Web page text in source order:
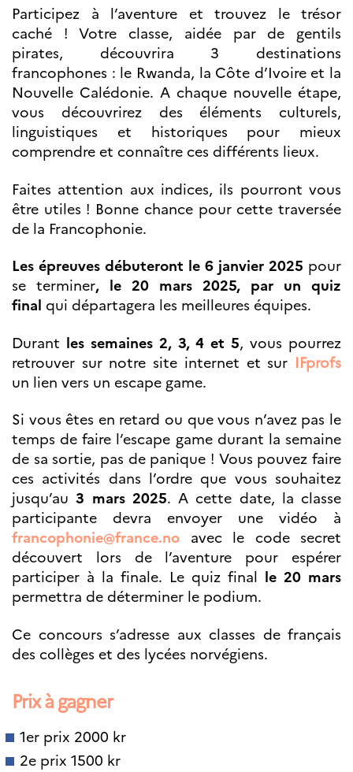
Campus France
Norvège en voyage en
France
Étudier en
Norvège
Doctorats et post-
doctorats en
France
Bourse d’études
French+Sciences
French+Gastronomy et
French+ Hospitality
Institutionnels
France Alumni
RECHERCHE
Programmes de
coopération
PHC Aurora
Åsgard Horizon
Bourses
Prix FINA
France Excellence
Research
Programme
Norway
Événements
Science Night
Science et
innovation
(CCFN)
Rechercher :
Participez à l’aventure et trouvez le trésor
caché ! Votre classe, aidée par de gentils
pirates, découvrira 3 destinations
francophones : le Rwanda, la Côte d’Ivoire et la
Nouvelle Calédonie. A chaque nouvelle étape,
vous découvrirez des éléments culturels,
linguistiques et historiques pour mieux
comprendre et connaître ces différents lieux.
Faites attention aux indices, ils pourront vous
être utiles ! Bonne chance pour cette traversée
de la Francophonie.
Les épreuves débuteront le 6 janvier 2025 pour
se terminer, le 20 mars 2025, par un quiz
final qui départagera les meilleures équipes.
Durant les semaines 2, 3, 4 et 5, vous pourrez
retrouver sur notre site internet et sur IFprofs
un lien vers un escape game.
Si vous êtes en retard ou que vous n’avez pas le
temps de faire l’escape game durant la semaine
de sa sortie, pas de panique ! Vous pouvez faire
ces activités dans l’ordre que vous souhaitez
jusqu’au3 mars 2025. A cette date, la classe
participante devra envoyer une vidéo à
francophonie@france.no avec le code secret
découvert lors de l’aventure pour espérer
participer à la finale. Le quiz final le 20 mars
permettra de déterminer le podium.
Ce concours s’adresse aux classes de français
des collèges et des lycées norvégiens.
Prix à gagner
1er prix 2000 kr
2e prix 1500 kr